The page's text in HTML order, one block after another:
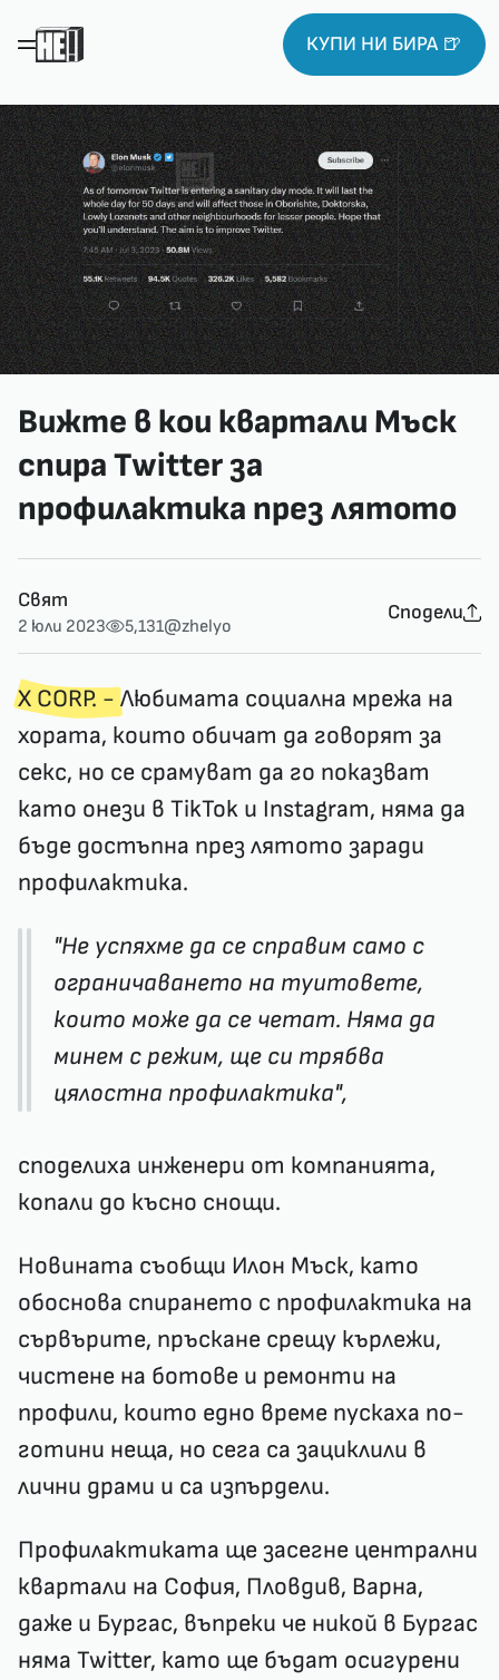
КУПИ НИ БИРА 🍺
Вижте в кои квартали Мъск
спира Twitter за
профилактика през лятото
Свят
2 юли 2023 5,131@zhelyo
Сподели
X CORP. - Любимата социална мрежа на
хората, които обичат да говорят за
секс, но се срамуват да го показват
като онези в TikTok и Instagram, няма да
бъде достъпна през лятото заради
профилактика.
"Не успяхме да се справим само с
ограничаването на туитовете,
които може да се четат. Няма да
минем с режим, ще си трябва
цялостна профилактика",
споделиха инженери от компанията,
копали до късно снощи.
Новината съобщи Илон Мъск, като
обоснова спирането с профилактика на
сървърите, пръскане срещу кърлежи,
чистене на ботове и ремонти на
профили, които едно време пускаха по-
готини неща, но сега са зациклили в
лични драми и са изпърдели.
Профилактиката ще засегне централни
квартали на София, Пловдив, Варна,
даже и Бургас, въпреки че никой в Бургас
няма Twitter, като ще бъдат осигурени